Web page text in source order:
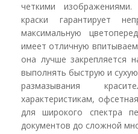
четкими изображениями.
краски гарантирует
максимальную
имеет отличную
она лучше закрепляется
выполнять быструю и
размазывания
характеристикам,
для широкого спектра
документов до сложной